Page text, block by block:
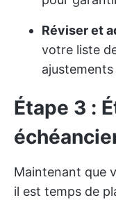
Réviser et
votre liste
Étape 3 :
Maintenant que
il est temps de